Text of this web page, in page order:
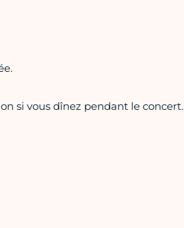
si vous dînez pendant le concert.